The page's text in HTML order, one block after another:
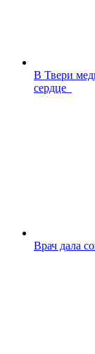
В Твери
сердце
Врач дала